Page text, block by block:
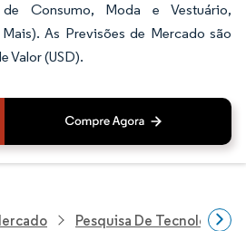
de Consumo, Moda e Vestuário,
As Previsões de Mercado são
Valor (USD).
Pesquisa De Tecnologia,